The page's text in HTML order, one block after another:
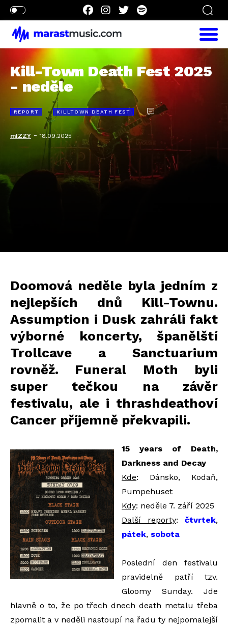
Kill-Town Death Fest 2025
- neděle
REPORT KILLTOWN DEATH FEST
mIZZY -18.09.2025
Doomová neděle byla jedním z
nejlepších dnů Kill-Townu.
Assumption i Dusk zahráli fakt
výborné koncerty, španělští
Trollcave a Sanctuarium
rovněž. Funeral Moth byli
super tečkou na závěr
festivalu, ale i thrashdeathoví
Cancer příjemně překvapili.
15 years of Death,
Darkness and Decay
Kde: Dánsko, Kodaň,
Pumpehuset
Kdy: neděle 7. září 2025
Další reporty: čtvrtek,
pátek, sobota
Poslední den festivalu
pravidelně patří tzv.
Gloomy Sunday. Jde
hlavně o to, že po třech dnech death metalu třeba
zpomalit a v neděli nastoupí na řadu ty nejpomalejší